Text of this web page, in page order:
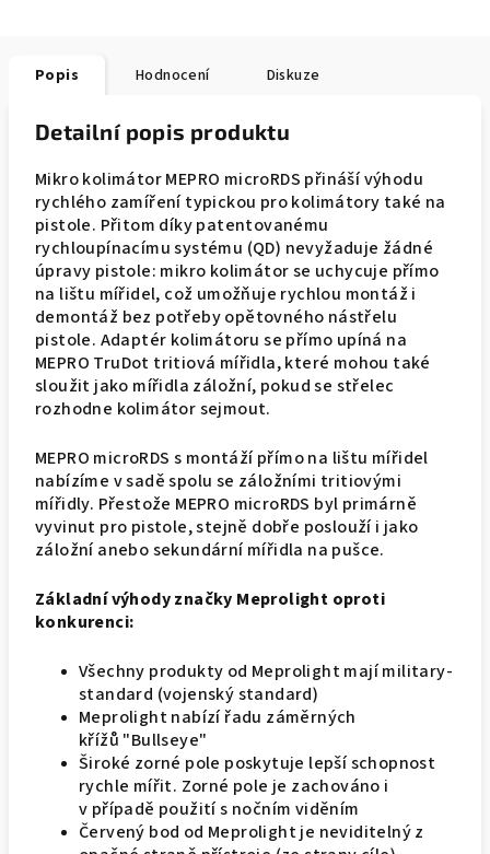
Popis Hodnocení Diskuze
Detailní popis produktu
Mikro kolimátor MEPRO microRDS přináší výhodu
rychlého zamíření typickou pro kolimátory také na
pistole. Přitom díky patentovanému
rychloupínacímu systému (QD) nevyžaduje žádné
úpravy pistole: mikro kolimátor se uchycuje přímo
na lištu mířidel, což umožňuje rychlou montáž i
demontáž bez potřeby opětovného nástřelu
pistole. Adaptér kolimátoru se přímo upíná na
MEPRO TruDot tritiová mířidla, které mohou také
sloužit jako mířidla záložní, pokud se střelec
rozhodne kolimátor sejmout.
MEPRO microRDS s montáží přímo na lištu mířidel
nabízíme v sadě spolu se záložními tritiovými
mířidly. Přestože MEPRO microRDS byl primárně
vyvinut pro pistole, stejně dobře poslouží i jako
záložní anebo sekundární mířidla na pušce.
Základní výhody značky Meprolight oproti
konkurenci:
Všechny produkty od Meprolight mají military-
standard (vojenský standard)
Meprolight nabízí řadu záměrných
křížů "Bullseye"
Široké zorné pole poskytuje lepší schopnost
rychle mířit. Zorné pole je zachováno i
v případě použití s nočním viděním
Červený bod od Meprolight je neviditelný z